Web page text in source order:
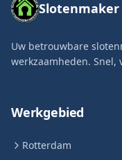
Uw betrouwbare
werkzaamheden.
Werkgebied
Rotterdam